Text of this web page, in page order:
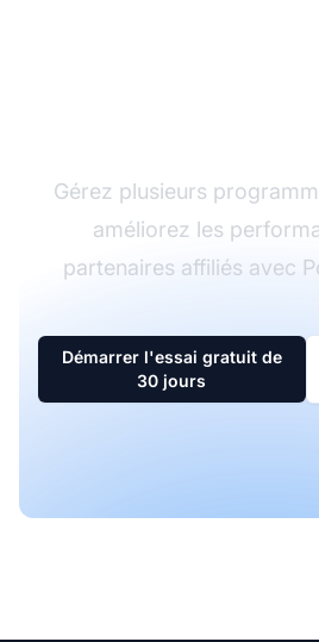
Gérez plusieurs
améliorez les
partenaires affiliés avec
Démarrer l'essai gratuit de
30 jours